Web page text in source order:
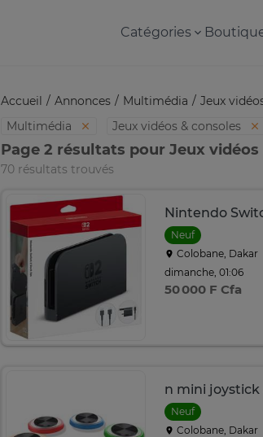
Catégories
Accueil Annonces Multimédia Jeux
Multimédia
Jeux vidéos & consoles
Page 2 résultats pour Jeux
70 résultats trouvés
Nintendo
Neuf
Colobane, Dakar
dimanche, 01:06
50 000 F Cfa
n mini
Neuf
Colobane, Dakar